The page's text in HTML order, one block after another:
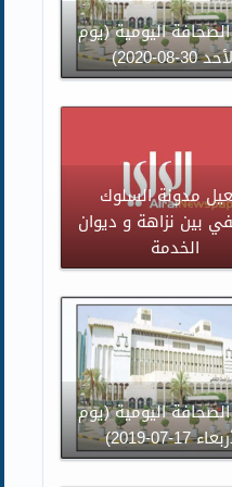
اليومية (يوم
30-08-2020)
مدونة السلوك
بين نزاهة و ديوان
الخدمة
اليومية (يوم
17-07-2019)